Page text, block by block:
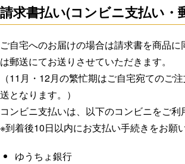
請求書払い(コンビニ支払い・
ご自宅へのお届けの場合は請求書を商品
は郵送にてお送りさせていただきます。
（11月・12月の繁忙期はご自宅宛てのご
送となります。）
コンビニ支払いは、以下のコンビニをご利
※到着後10日以内にお支払い手続きをお願
ゆうちょ銀行